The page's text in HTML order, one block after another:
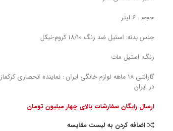
حجم : 6 لیتر
جنس بدنه: استیل ضد زنگ 18/10 کروم-نیکل
رنگ: استیل مات
گارانتی 18 ماهه لوازم خانگی ایران : نماینده انحصاری کرکماز
در ایران
ارسال رایگان سفارشات بالای چهار میلیون تومان
اضافه کردن به لیست مقایسه